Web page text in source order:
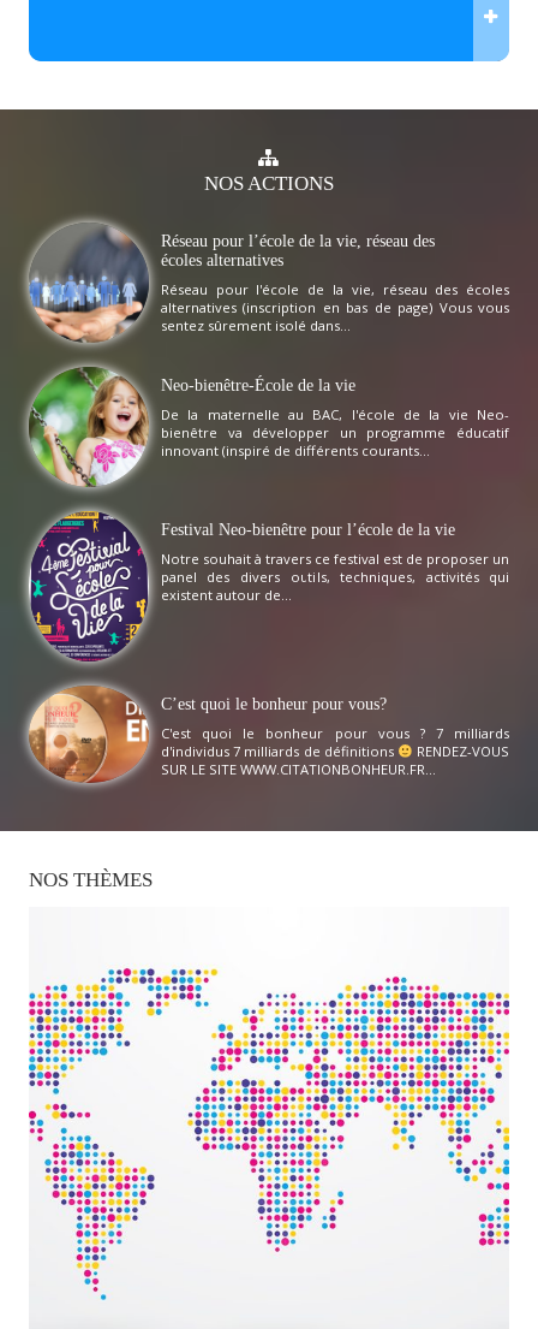
NOSACTIONS
Réseau pour l’école de la vie, réseau des
écoles alternatives
Réseau pour l'école de la vie, réseau des écoles
alternatives (inscription en bas de page) Vous vous
sentez sûrement isolé dans...
Neo-bienêtre-École de la vie
De la maternelle au BAC, l'école de la vie Neo-
bienêtre va développer un programme éducatif
innovant (inspiré de différents courants...
Festival Neo-bienêtre pour l’école de la vie
Notre souhait à travers ce festival est de proposer un
panel des divers outils, techniques, activités qui
existent autour de...
C’est quoi le bonheur pour vous?
C'est quoi le bonheur pour vous ? 7 milliards
d'individus 7 milliards de définitions
RENDEZ-VOUS
SUR LE SITE WWW.CITATIONBONHEUR.FR...
NOS THÈMES